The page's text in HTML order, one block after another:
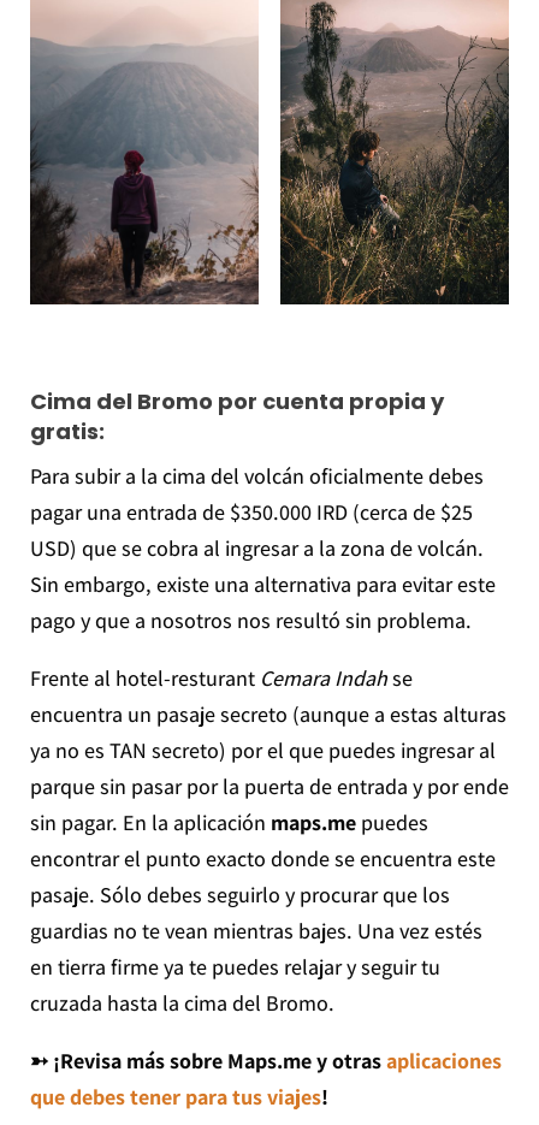
Cima del Bromo por cuenta propia y
gratis:
Para subir a la cima del volcán oficialmente debes
pagar una entrada de $350.000 IRD (cerca de $25
USD) que se cobra al ingresar a la zona de volcán.
Sin embargo, existe una alternativa para evitar este
pago y que a nosotros nos resultó sin problema.
Frente al hotel-resturant Cemara Indahse
encuentra un pasaje secreto (aunque a estas alturas
ya no es TAN secreto) por el que puedes ingresar al
parque sin pasar por la puerta de entrada y por ende
sin pagar. En la aplicación maps.mepuedes
encontrar el punto exacto donde se encuentra este
pasaje. Sólo debes seguirlo y procurar que los
guardias no te vean mientras bajes. Una vez estés
en tierra firme ya te puedes relajar y seguir tu
cruzada hasta la cima del Bromo.
➳ ¡Revisa más sobre Maps.me y otrasaplicaciones
que debes tener para tus viajes!